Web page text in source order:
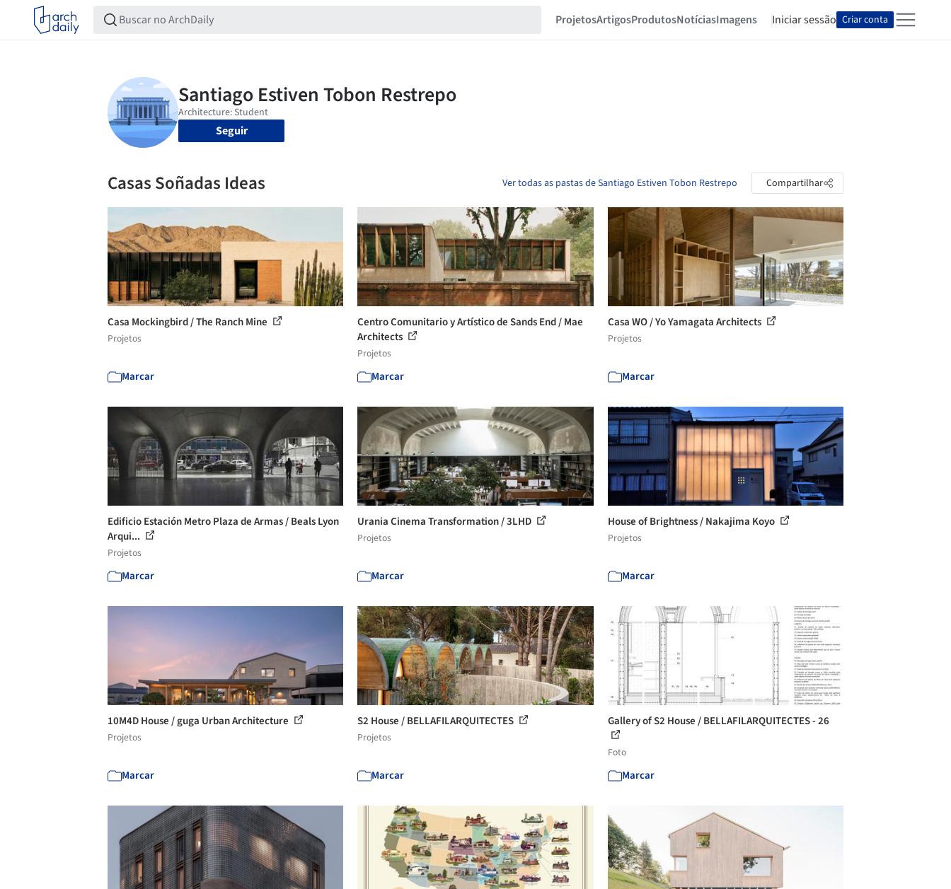
ProjetosArtigosProdutosNotíciasImagens Iniciar sessão Criar conta
Seguir
Casas Soñadas Ideas Ver todas as pastas de Santiago Estiven Tobon Restrepo Compartilhar
Casa Mockingbird / The Ranch Mine
Projetos
Marcar
Centro Comunitario y Artístico de Sands End / Mae
Architects
Projetos
Marcar
Casa WO / Yo Yamagata Architects
Projetos
Marcar
Edificio Estación Metro Plaza de Armas / Beals Lyon
Arqui...
Projetos
Marcar
Urania Cinema Transformation / 3LHD
Projetos
Marcar
House of Brightness / Nakajima Koyo
Projetos
Marcar
10M4D House / guga Urban Architecture
Projetos
Marcar
S2 House / BELLAFILARQUITECTES
Projetos
Marcar
Gallery of S2 House / BELLAFILARQUITECTES - 26
Foto
Marcar